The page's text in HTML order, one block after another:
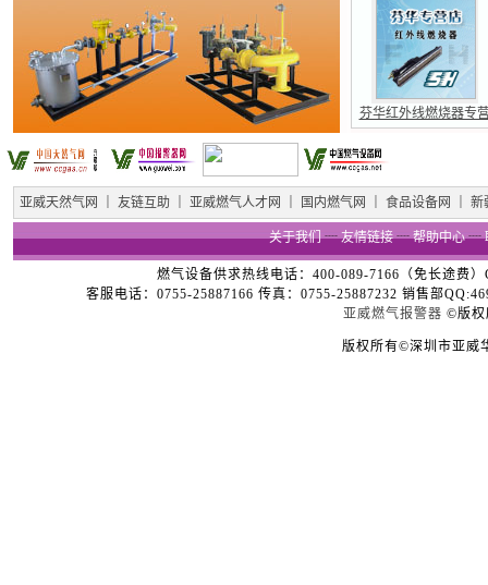
芬华红外线燃烧器专
亚威天然气网 友链互助 亚威燃气人才网 国内燃气网 食品设备网 新
关于我们┈友情链接┈帮助中心┈
燃气设备供求热线电话：400-089-7166（免长途费
客服电话：0755-25887166 传真：0755-25887232 销售部
亚威燃气报警器 ©版
版权所有©深圳市亚威